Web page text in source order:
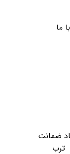
ما
ضمانت
ترب